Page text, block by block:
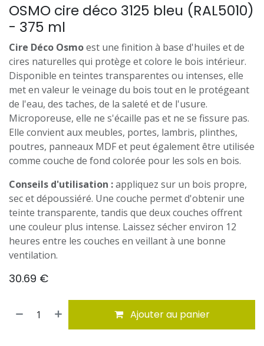
OSMO cire déco 3125 bleu (RAL5010)
- 375 ml
Cire Déco Osmoest une finition à base d'huiles et de
cires naturelles qui protège et colore le bois intérieur.
Disponible en teintes transparentes ou intenses, elle
met en valeur le veinage du bois tout en le protégeant
de l'eau, des taches, de la saleté et de l'usure.
Microporeuse, elle ne s'écaille pas et ne se fissure pas.
Elle convient aux meubles, portes, lambris, plinthes,
poutres, panneaux MDF et peut également être utilisée
comme couche de fond colorée pour les sols en bois.
Conseils d'utilisation :appliquez sur un bois propre,
sec et dépoussiéré. Une couche permet d'obtenir une
teinte transparente, tandis que deux couches offrent
une couleur plus intense. Laissez sécher environ 12
heures entre les couches en veillant à une bonne
ventilation.
30.69 €
Ajouter au panier